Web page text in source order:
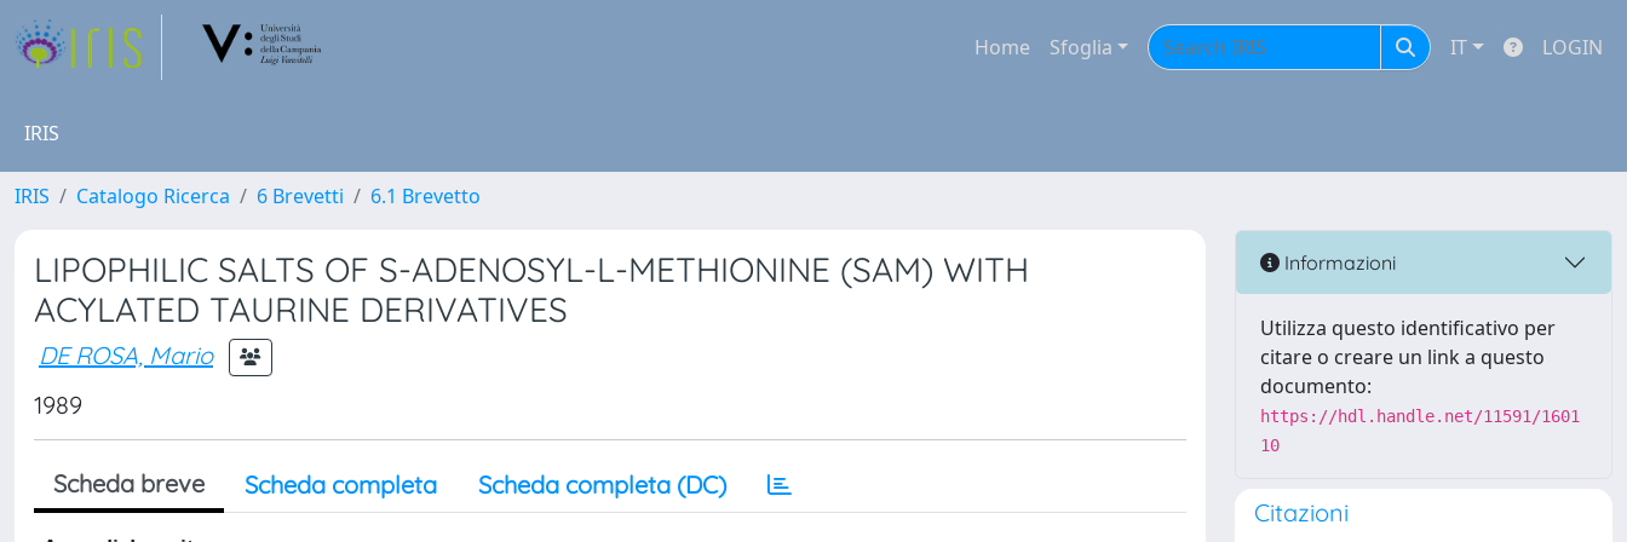
Home Sfoglia IT LOGIN
IRIS
IRIS Catalogo Ricerca 6 Brevetti 6.1 Brevetto
LIPOPHILIC SALTS OF S-ADENOSYL-L-METHIONINE (SAM) WITH
ACYLATED TAURINE DERIVATIVES
DE ROSA, Mario
1989
Scheda breve Scheda completa Scheda completa (DC)
Informazioni
Utilizza questo identificativo per
citare o creare un link a questo
documento:
https://hdl.handle.net/11591/1601
10
Citazioni